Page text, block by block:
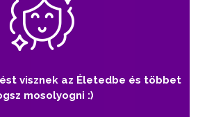
visznek az Életedbe és többet
mosolyogni :)